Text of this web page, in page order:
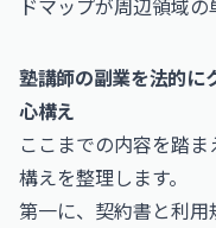
ドマップが周辺領域の
塾講師の副業を法的に
心構え
ここまでの内容を踏
構えを整理します。
第一に、契約書と利